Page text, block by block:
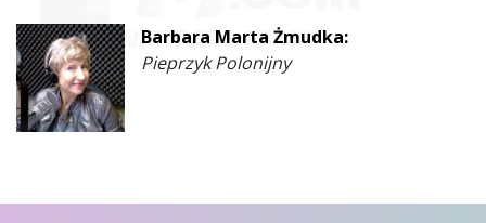
Barbara Marta Żmudka:
Pieprzyk Polonijny